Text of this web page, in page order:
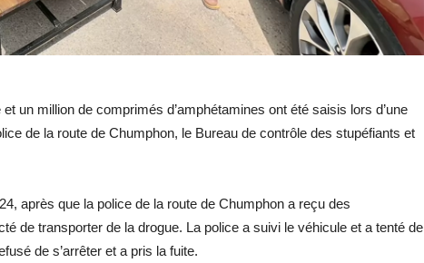
un million de comprimés d’amphétamines ont été saisis lors d’une
de la route de Chumphon, le Bureau de contrôle des stupéfiants et
après que la police de la route de Chumphon a reçu des
de transporter de la drogue. La police a suivi le véhicule et a tenté de
de s’arrêter et a pris la fuite.